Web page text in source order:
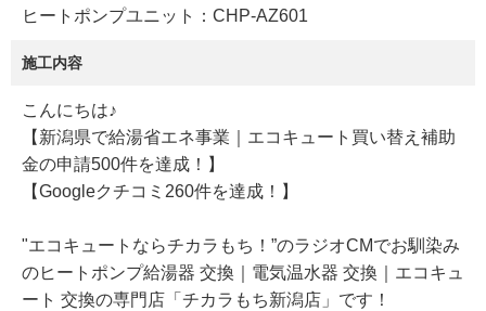
ヒートポンプユニット：CHP-AZ601
施工内容
こんにちは♪
【新潟県で給湯省エネ事業｜エコキュート買い替え補助
金の申請500件を達成！】
【Googleクチコミ260件を達成！】
"エコキュートならチカラもち！”のラジオCMでお馴染み
のヒートポンプ給湯器 交換｜電気温水器 交換｜エコキュ
ート 交換の専門店「チカラもち新潟店」です！